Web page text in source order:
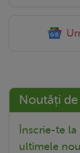
Noutăți
Înscrie-te
ultimele